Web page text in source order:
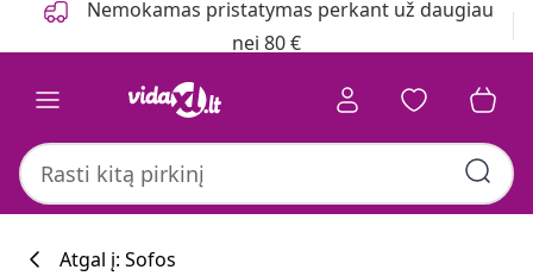
Nemokamas pristatymas perkant už daugiau
nei 80 €
Atgal į: Sofos